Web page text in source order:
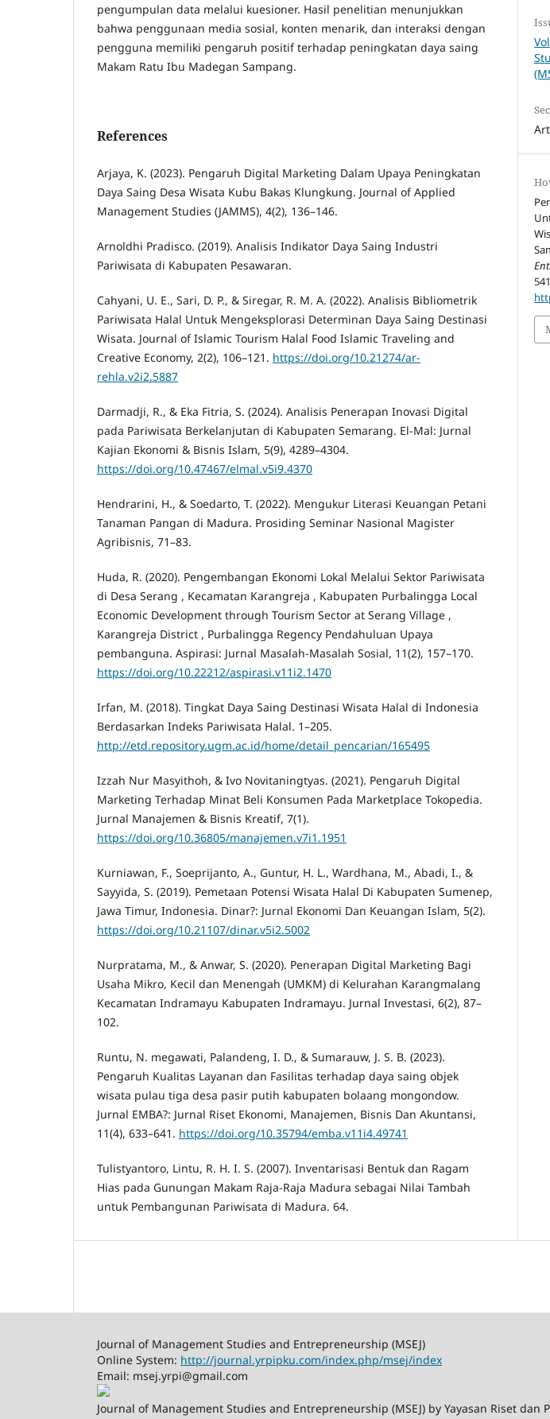
pengumpulan data melalui kuesioner. Hasil penelitian menunjukkan
bahwa penggunaan media sosial, konten menarik, dan interaksi dengan
pengguna memiliki pengaruh positif terhadap peningkatan daya saing
Makam Ratu Ibu Madegan Sampang.
References
Arjaya, K. (2023). Pengaruh Digital Marketing Dalam Upaya Peningkatan
Daya Saing Desa Wisata Kubu Bakas Klungkung. Journal of Applied
Management Studies (JAMMS), 4(2), 136–146.
Arnoldhi Pradisco. (2019). Analisis Indikator Daya Saing Industri
Pariwisata di Kabupaten Pesawaran.
Cahyani, U. E., Sari, D. P., & Siregar, R. M. A. (2022). Analisis Bibliometrik
Pariwisata Halal Untuk Mengeksplorasi Determinan Daya Saing Destinasi
Wisata. Journal of Islamic Tourism Halal Food Islamic Traveling and
Creative Economy, 2(2), 106–121. https://doi.org/10.21274/ar-
rehla.v2i2.5887
Darmadji, R., & Eka Fitria, S. (2024). Analisis Penerapan Inovasi Digital
pada Pariwisata Berkelanjutan di Kabupaten Semarang. El-Mal: Jurnal
Kajian Ekonomi & Bisnis Islam, 5(9), 4289–4304.
https://doi.org/10.47467/elmal.v5i9.4370
Hendrarini, H., & Soedarto, T. (2022). Mengukur Literasi Keuangan Petani
Tanaman Pangan di Madura. Prosiding Seminar Nasional Magister
Agribisnis, 71–83.
Huda, R. (2020). Pengembangan Ekonomi Lokal Melalui Sektor Pariwisata
di Desa Serang , Kecamatan Karangreja , Kabupaten Purbalingga Local
Economic Development through Tourism Sector at Serang Village ,
Karangreja District , Purbalingga Regency Pendahuluan Upaya
pembanguna. Aspirasi: Jurnal Masalah-Masalah Sosial, 11(2), 157–170.
https://doi.org/10.22212/aspirasi.v11i2.1470
Irfan, M. (2018). Tingkat Daya Saing Destinasi Wisata Halal di Indonesia
Berdasarkan Indeks Pariwisata Halal. 1–205.
http://etd.repository.ugm.ac.id/home/detail_pencarian/165495
Izzah Nur Masyithoh, & Ivo Novitaningtyas. (2021). Pengaruh Digital
Marketing Terhadap Minat Beli Konsumen Pada Marketplace Tokopedia.
Jurnal Manajemen & Bisnis Kreatif, 7(1).
https://doi.org/10.36805/manajemen.v7i1.1951
Kurniawan, F., Soeprijanto, A., Guntur, H. L., Wardhana, M., Abadi, I., &
Sayyida, S. (2019). Pemetaan Potensi Wisata Halal Di Kabupaten Sumenep,
Jawa Timur, Indonesia. Dinar?: Jurnal Ekonomi Dan Keuangan Islam, 5(2).
https://doi.org/10.21107/dinar.v5i2.5002
Nurpratama, M., & Anwar, S. (2020). Penerapan Digital Marketing Bagi
Usaha Mikro, Kecil dan Menengah (UMKM) di Kelurahan Karangmalang
Kecamatan Indramayu Kabupaten Indramayu. Jurnal Investasi, 6(2), 87–
102.
Runtu, N. megawati, Palandeng, I. D., & Sumarauw, J. S. B. (2023).
Pengaruh Kualitas Layanan dan Fasilitas terhadap daya saing objek
wisata pulau tiga desa pasir putih kabupaten bolaang mongondow.
Jurnal EMBA?: Jurnal Riset Ekonomi, Manajemen, Bisnis Dan Akuntansi,
11(4), 633–641. https://doi.org/10.35794/emba.v11i4.49741
Tulistyantoro, Lintu, R. H. I. S. (2007). Inventarisasi Bentuk dan Ragam
Hias pada Gunungan Makam Raja-Raja Madura sebagai Nilai Tambah
untuk Pembangunan Pariwisata di Madura. 64.
Journal of Management Studies and Entrepreneurship (MSEJ)
Online System: http://journal.yrpipku.com/index.php/msej/index
Email: msej.yrpi@gmail.com
Journal of Management Studies and Entrepreneurship (MSEJ) by Yayasan Riset